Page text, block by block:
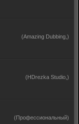
(Amazing Dubbing,)
(HDrezka Studio,)
(Профессиональный)